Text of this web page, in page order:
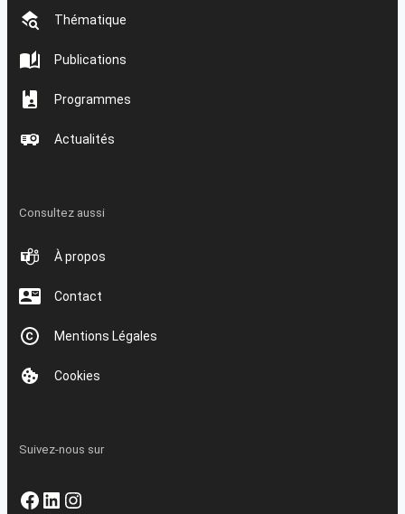
Thématique
Publications
Programmes
Actualités
Consultez aussi
À propos
Contact
Mentions Légales
Cookies
Suivez-nous sur
Facebook
LinkedIn
Instagram